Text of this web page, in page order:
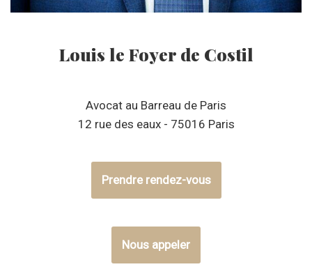
Louis le Foyer de Costil
Avocat au Barreau de Paris
12 rue des eaux - 75016 Paris
Prendre rendez-vous
Nous appeler